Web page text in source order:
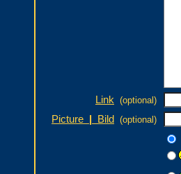
Link (optional)
Picture Bild (optional)